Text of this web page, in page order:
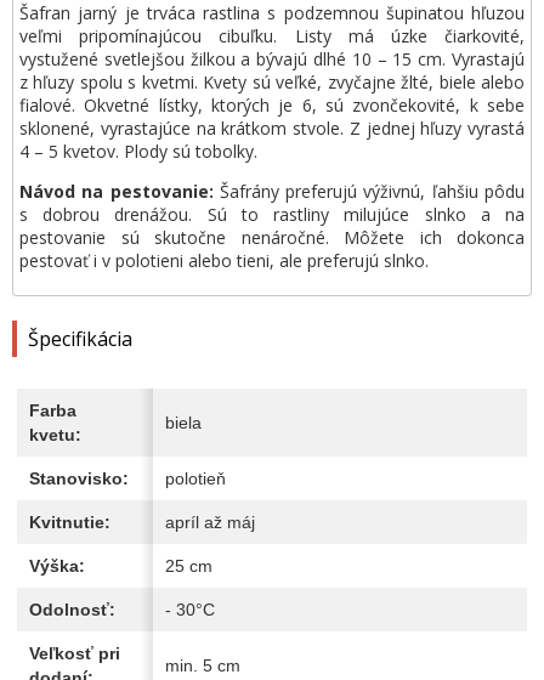
Šafran jarný je trváca rastlina s podzemnou šupinatou hľuzou
veľmi pripomínajúcou cibuľku. Listy má úzke čiarkovité,
vystužené svetlejšou žilkou a bývajú dlhé 10 – 15 cm. Vyrastajú
z hľuzy spolu s kvetmi. Kvety sú veľké, zvyčajne žlté, biele alebo
fialové. Okvetné lístky, ktorých je 6, sú zvončekovité, k sebe
sklonené, vyrastajúce na krátkom stvole. Z jednej hľuzy vyrastá
4 – 5 kvetov. Plody sú tobolky.
Návod na pestovanie: Šafrány preferujú výživnú, ľahšiu pôdu
s dobrou drenážou. Sú to rastliny milujúce slnko a na
pestovanie sú skutočne nenáročné. Môžete ich dokonca
pestovať i v polotieni alebo tieni, ale preferujú slnko.
Špecifikácia
Farba
kvetu:
biela
Stanovisko: polotieň
Kvitnutie: apríl až máj
Výška: 25 cm
Odolnosť: - 30°C
Veľkosť pri
min. 5 cm